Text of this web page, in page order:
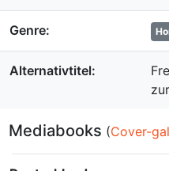
Genre:
Alternativtitel:
Mediabooks (Cover-